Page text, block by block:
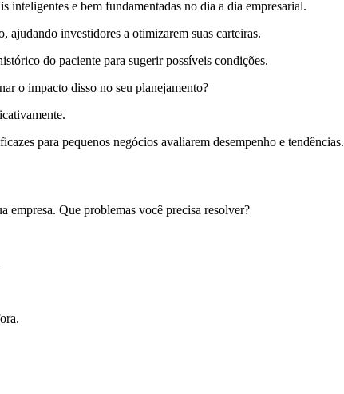
inteligentes e bem fundamentadas no dia a dia empresarial.
ajudando investidores a otimizarem suas carteiras.
do paciente para sugerir possíveis condições.
o impacto disso no seu planejamento?
para pequenos negócios avaliarem desempenho e tendências.
empresa. Que problemas você precisa resolver?